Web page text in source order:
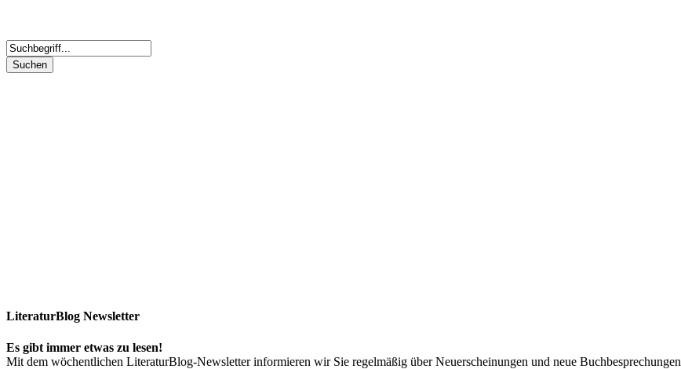
LiteraturBlog Newsletter
Es gibt immer etwas zu lesen!
Mit dem wöchentlichen LiteraturBlog-Newsletter informieren wir Sie regelmäßig über Neuerscheinungen und neue Buchbesprechungen